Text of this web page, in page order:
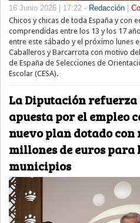
16 Junio 2026 | 17:22 - Redacción |
Chicos y chicas de toda España y con
comprendidas entre los 13 y los 17
entre este sábado y el próximo lunes
Caballeros y Barcarrota con motivo
de España de Selecciones de
Escolar (CESA).
La Diputación refuerza
apuesta por el empleo
nuevo plan dotado con
millones de euros para
municipios